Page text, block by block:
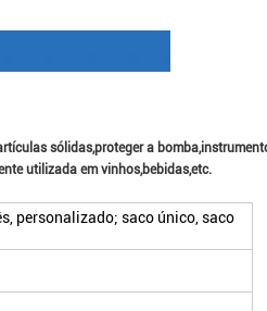
sólidas,proteger a
utilizada em vinhos,bebidas,etc.
personalizado; saco único, saco